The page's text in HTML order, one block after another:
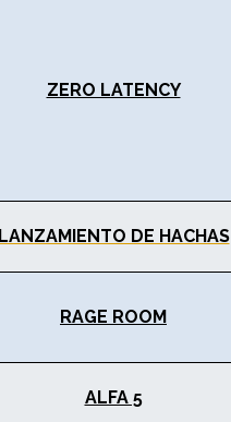
ZERO LATENCY
LANZAMIENTO DE HACHAS
RAGE ROOM
ALFA 5